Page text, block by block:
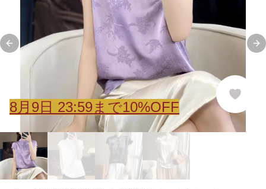
Previous slide
8月 9日 23:59まで10%OFF